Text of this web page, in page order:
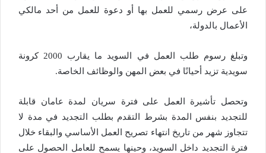
على عرض رسمي للعمل بها أو دعوة للعمل من أحد مالكي
الأعمال بالدولة،
وتبلغ رسوم طلب العمل في السويد ما يقارب 2000 كرونة
سويدية تزيد أحيانًا في بعض المهن والوظائف الخاصة.
وتحصل تأشيرة العمل على فترة سريان لمدة عامان قابلة
للتجديد بنفس المدة بشرط التقدم بطلب التجديد في مدة لا
تتجاوز شهر من تاريخ انتهاء تصريح العمل الأساسي والبقاء خلال
فترة التجديد داخل السويد، وحينها يسمح للعامل الحصول على